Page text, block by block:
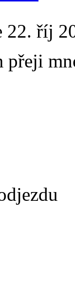
22. říj
přeji